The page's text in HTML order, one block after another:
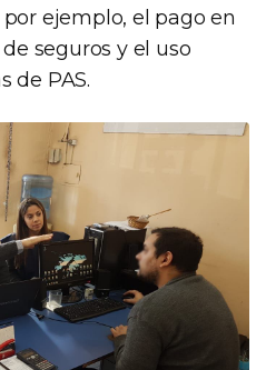
ejemplo, el pago en
seguros y el uso
de PAS.